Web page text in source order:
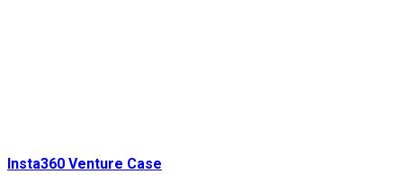
Insta360 Venture Case